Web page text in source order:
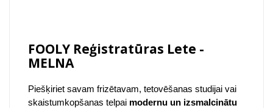
FOOLY Reģistratūras Lete -
MELNA
Piešķiriet savam frizētavam, tetovēšanas studijai vai
skaistumkopšanas telpai modernu un izsmalcinātu